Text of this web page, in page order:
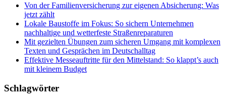
Von der Familienversicherung zur eigenen Absicherung: Was
jetzt zählt
Lokale Baustoffe im Fokus: So sichern Unternehmen
nachhaltige und wetterfeste Straßenreparaturen
Mit gezielten Übungen zum sicheren Umgang mit komplexen
Texten und Gesprächen im Deutschalltag
Effektive Messeauftritte für den Mittelstand: So klappt’s auch
mit kleinem Budget
Schlagwörter